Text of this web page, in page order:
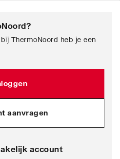
?
ThermoNoord heb je een
aanvragen
account